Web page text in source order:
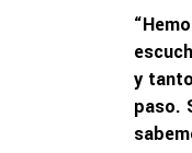
“
y
paso.